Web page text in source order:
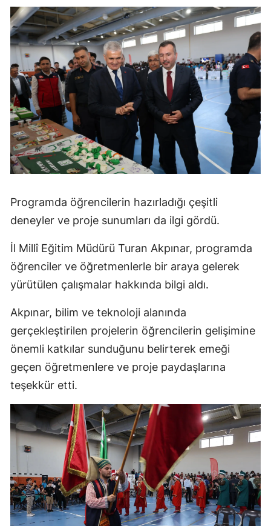
Programda öğrencilerin hazırladığı çeşitli
deneyler ve proje sunumları da ilgi gördü.
İl Millî Eğitim Müdürü Turan Akpınar, programda
öğrenciler ve öğretmenlerle bir araya gelerek
yürütülen çalışmalar hakkında bilgi aldı.
Akpınar, bilim ve teknoloji alanında
gerçekleştirilen projelerin öğrencilerin gelişimine
önemli katkılar sunduğunu belirterek emeği
geçen öğretmenlere ve proje paydaşlarına
teşekkür etti.